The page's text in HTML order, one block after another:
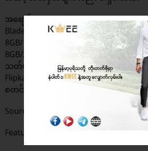
အရောင်တွေ အနေနဲ့ကတော့ Cyber Blue ၊
Blade White ဆိုပြီး အရောင် ၃ မျိုး ရွေးချယ်
8GB/128GB ဗားရှင်းကို ရူပီး ၁၉,၄၉၉ ( ဒေ
8GB/256GB ဗားရှင်းကိုတော့ ရူပီး ၂၀,၉၉
သတ်မှတ်ထားကာ .လာမယ့် သြဂုတ်လ ၁၄ ရ
Flipkart နဲ့ အော့ဖ်လိုင်းစတိုးတွေ ကနေတဆ
စတင်ရောင်းချပေးသွားမယ်လို့ သိရပါတယ်။
Source :
Featured Photo : GSMArena.com